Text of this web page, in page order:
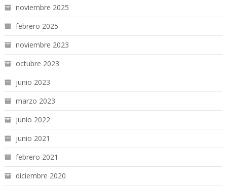
noviembre 2025
febrero 2025
noviembre 2023
octubre 2023
junio 2023
marzo 2023
junio 2022
junio 2021
febrero 2021
diciembre 2020